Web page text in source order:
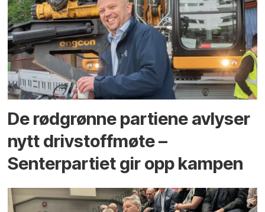
De rødgrønne partiene avlyser
nytt drivstoffmøte –
Senterpartiet gir opp kampen